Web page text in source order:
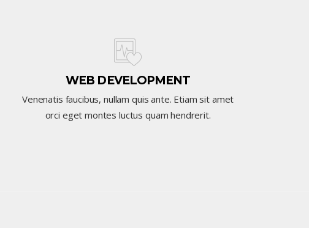
WEB DEVELOPMENT
Venenatis faucibus, nullam quis ante. Etiam sit amet
orci eget montes luctus quam hendrerit.